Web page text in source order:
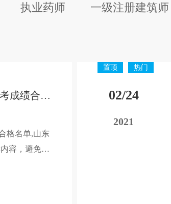
执业药师 一级注册建筑师
2020年山东一级结构工程师考成绩合格名单已公布
格名单,山东
容，避免遗
大家有帮
02/24
2021
置顶 热门